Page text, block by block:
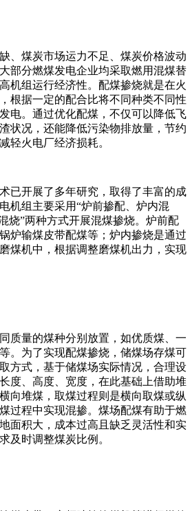
、煤炭市场运力不足、煤炭价格波动
部分燃煤发电企业均采取燃用混煤替
机组运行经济性。配煤掺烧就是在火
根据一定的配合比将不同种类不同性
电。通过优化配煤，不仅可以降低飞
状况，还能降低污染物排放量，节约
轻火电厂经济损耗。
已开展了多年研究，取得了丰富的成
机组主要采用“炉前掺配、炉内混
烧”两种方式开展混煤掺烧。炉前配
炉输煤皮带配煤等；炉内掺烧是通过
煤机中，根据调整磨煤机出力，实现
质量的煤种分别放置，如优质煤、一
。为了实现配煤掺烧，储煤场存煤可
方式，基于储煤场实际情况，合理设
度、高度、宽度，在此基础上借助堆
向堆煤，取煤过程则是横向取煤或纵
过程中实现混掺。煤场配煤有助于燃
面积大，成本过高且缺乏灵活性和实
及时调整煤炭比例。